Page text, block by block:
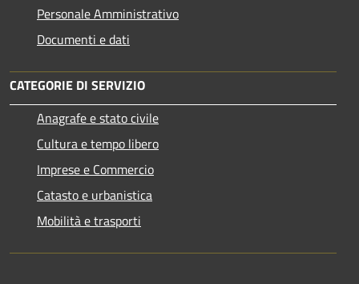
Personale Amministrativo
Documenti e dati
CATEGORIE DI SERVIZIO
Anagrafe e stato civile
Cultura e tempo libero
Imprese e Commercio
Catasto e urbanistica
Mobilità e trasporti